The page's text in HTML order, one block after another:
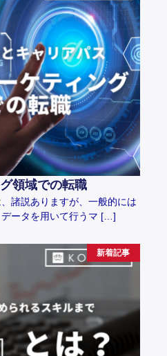
領域での転職
諸説ありますが、一般的には
ータを用いて行うマ […]
新着記事